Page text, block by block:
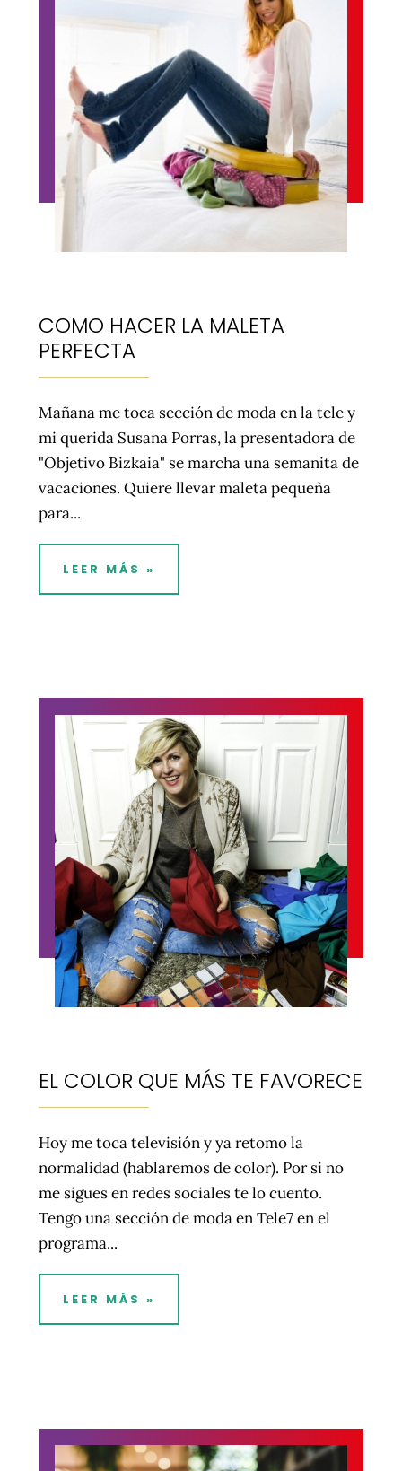
COMO HACER LA MALETA
PERFECTA
Mañana me toca sección de moda en la tele y
mi querida Susana Porras, la presentadora de
"Objetivo Bizkaia" se marcha una semanita de
vacaciones. Quiere llevar maleta pequeña
para...
LEER MÁS »
EL COLOR QUE MÁS TE FAVORECE
Hoy me toca televisión y ya retomo la
normalidad (hablaremos de color). Por si no
me sigues en redes sociales te lo cuento.
Tengo una sección de moda en Tele7 en el
programa...
LEER MÁS »